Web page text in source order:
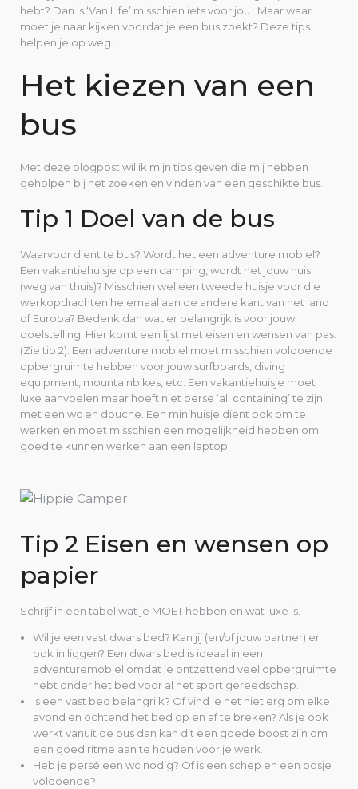
hebt? Dan is ‘Van Life’ misschien iets voor jou. Maar waar
moet je naar kijken voordat je een bus zoekt? Deze tips
helpen je op weg.
Het kiezen van een
bus
Met deze blogpost wil ik mijn tips geven die mij hebben
geholpen bij het zoeken en vinden van een geschikte bus.
Tip 1 Doel van de bus
Waarvoor dient te bus? Wordt het een adventure mobiel?
Een vakantiehuisje op een camping, wordt het jouw huis
(weg van thuis)? Misschien wel een tweede huisje voor die
werkopdrachten helemaal aan de andere kant van het land
of Europa? Bedenk dan wat er belangrijk is voor jouw
doelstelling. Hier komt een lijst met eisen en wensen van pas.
(Zie tip 2). Een adventure mobiel moet misschien voldoende
opbergruimte hebben voor jouw surfboards, diving
equipment, mountainbikes, etc. Een vakantiehuisje moet
luxe aanvoelen maar hoeft niet perse ‘all containing’ te zijn
met een wc en douche. Een minihuisje dient ook om te
werken en moet misschien een mogelijkheid hebben om
goed te kunnen werken aan een laptop.
Tip 2 Eisen en wensen op
papier
Schrijf in een tabel wat je MOET hebben en wat luxe is.
Wil je een vast dwars bed? Kan jij (en/of jouw partner) er
ook in liggen? Een dwars bed is ideaal in een
adventuremobiel omdat je ontzettend veel opbergruimte
hebt onder het bed voor al het sport gereedschap.
Is een vast bed belangrijk? Of vind je het niet erg om elke
avond en ochtend het bed op en af te breken? Als je ook
werkt vanuit de bus dan kan dit een goede boost zijn om
een goed ritme aan te houden voor je werk.
Heb je persé een wc nodig? Of is een schep en een bosje
voldoende?